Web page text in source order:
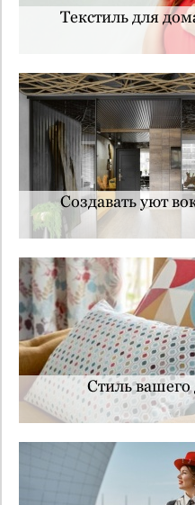
Текстиль для
Создавать уют
Стиль